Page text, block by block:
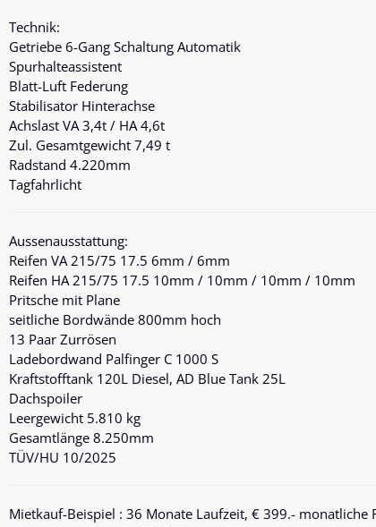
Technik:
Getriebe 6-Gang Schaltung Automatik
Spurhalteassistent
Blatt-Luft Federung
Stabilisator Hinterachse
Achslast VA 3,4t / HA 4,6t
Zul. Gesamtgewicht 7,49 t
Radstand 4.220mm
Tagfahrlicht
Aussenausstattung:
Reifen VA 215/75 17.5 6mm / 6mm
Reifen HA 215/75 17.5 10mm / 10mm / 10mm / 10mm
Pritsche mit Plane
seitliche Bordwände 800mm hoch
13 Paar Zurrösen
Ladebordwand Palfinger C 1000 S
Kraftstofftank 120L Diesel, AD Blue Tank 25L
Dachspoiler
Leergewicht 5.810 kg
Gesamtlänge 8.250mm
TÜV/HU 10/2025
Mietkauf-Beispiel : 36 Monate Laufzeit, € 399.- monatliche